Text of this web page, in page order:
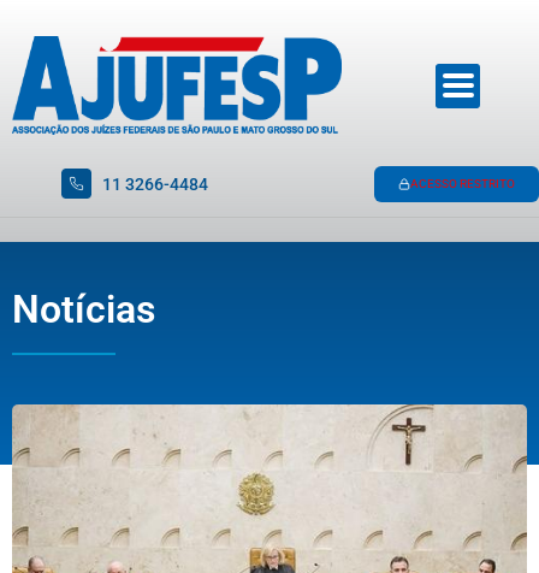
11 3266-4484 ACESSO RESTRITO
Notícias